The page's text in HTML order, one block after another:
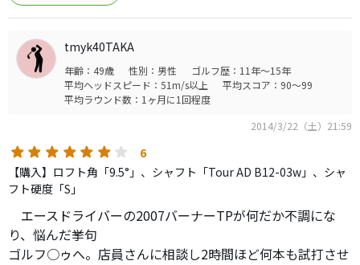
tmyk40TAKA
年齢：49歳 性別：男性
ゴルフ歴：11年～15年
平均ヘッドスピード：51m/s以上
平均スコア：90～99
平均ラウンド数：1ヶ月に1回程度
2014/3/22（土）21:59
6
【購入】ロフト角「9.5°」、シャフト「Tour AD B12-03w」、シャ
フト硬度「S」
エースドライバーの2007バーナーTPが何だか不調にな
り、悩んだ挙句
ゴルフ○ゥへ。店員さんに相談し2時間ほど何本も試打させ